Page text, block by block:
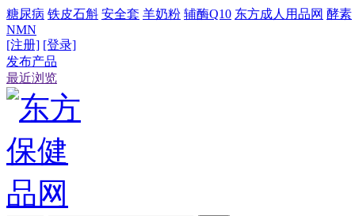
糖尿病 铁皮石斛 安全套 羊奶粉 辅酶Q10 东方成人用品网 酵素
NMN
[注册] [登录]
发布产品
最近浏览